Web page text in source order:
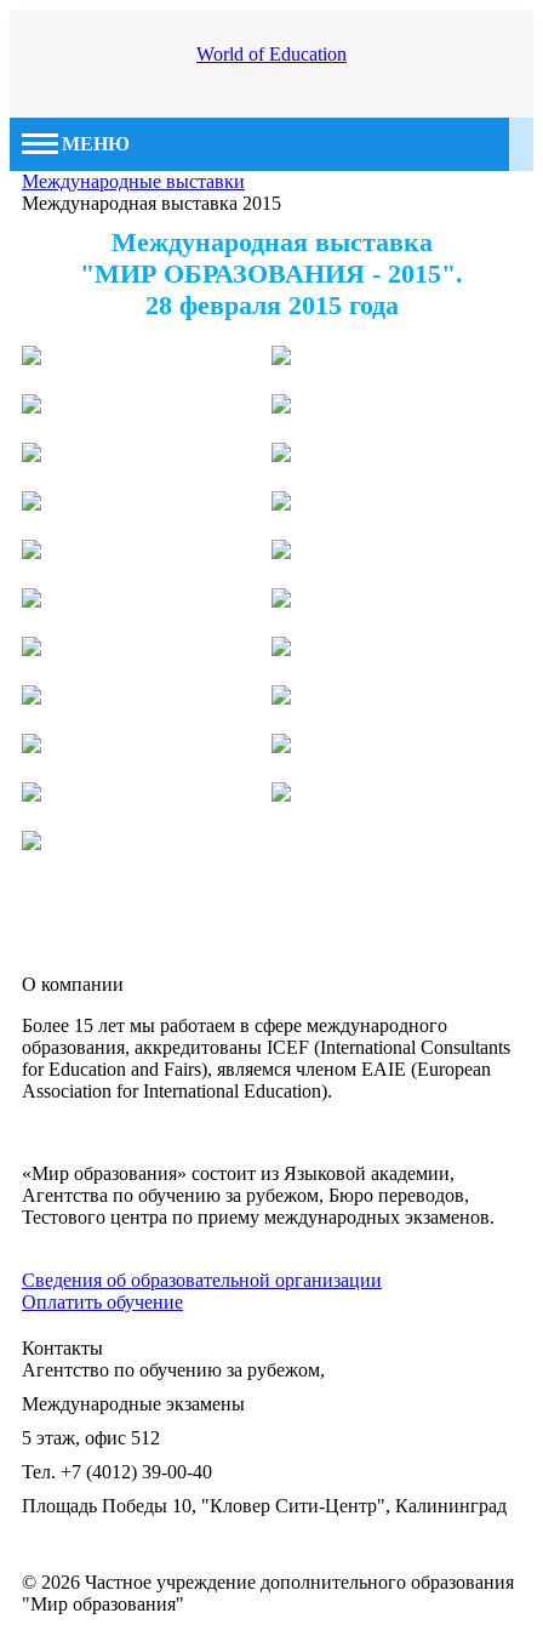
World of Education
МЕНЮ
Международные выставки
Международная выставка 2015
Международная выставка
"МИР ОБРАЗОВАНИЯ - 2015".
28 февраля 2015 года
О компании
Более 15 лет мы работаем в сфере международного
образования, аккредитованы ICEF (International Consultants
for Education and Fairs), являемся членом EAIE (European
Association for International Education).
«Мир образования» состоит из Языковой академии,
Агентства по обучению за рубежом, Бюро переводов,
Тестового центра по приему международных экзаменов.
Сведения об образовательной организации
Оплатить обучение
Контакты
Агентство по обучению за рубежом,
Международные экзамены
5 этаж, офис 512
Тел. +7 (4012) 39-00-40
Площадь Победы 10, "Кловер Сити-Центр", Калининград
© 2026 Частное учреждение дополнительного образования
"Мир образования"